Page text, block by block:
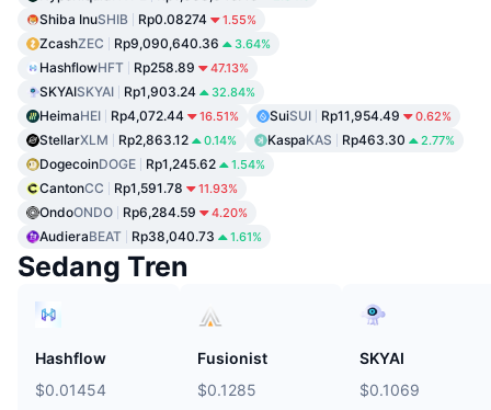
Shiba InuSHIB Rp0.08274 1.55%
ZcashZEC Rp9,090,640.36 3.64%
HashflowHFT Rp258.89 47.13%
SKYAISKYAI Rp1,903.24 32.84%
HeimaHEI Rp4,072.44 16.51% SuiSUI Rp11,954.49 0.62%
StellarXLM Rp2,863.12 0.14% KaspaKAS Rp463.30 2.77%
DogecoinDOGE Rp1,245.62 1.54%
CantonCC Rp1,591.78 11.93%
OndoONDO Rp6,284.59 4.20%
AudieraBEAT Rp38,040.73 1.61%
Sedang Tren
Hashflow
$0.01454
Fusionist
$0.1285
SKYAI
$0.1069